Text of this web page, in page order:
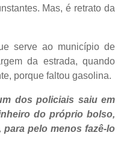
Mas, é retrato da
serve ao município de
da estrada, quando
porque faltou gasolina.
dos policiais saiu em
do próprio bolso,
pelo menos fazê-lo